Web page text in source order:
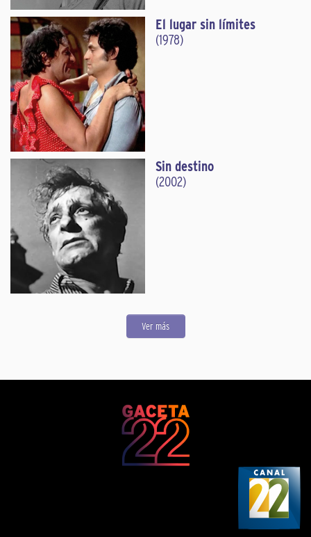
El lugar sin límites
(1978)
Sin destino
(2002)
Ver más